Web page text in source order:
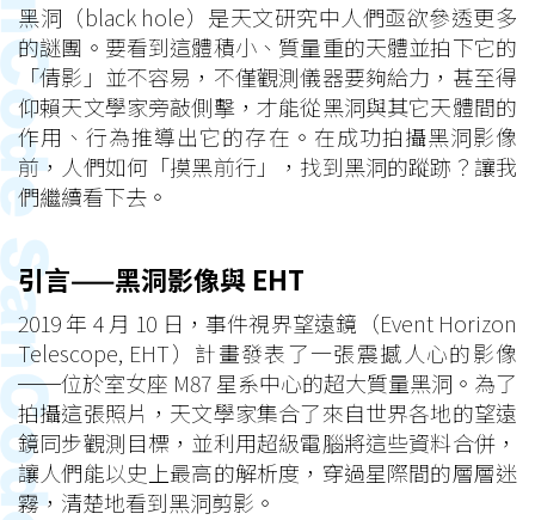
黑洞（black hole）是天文研究中人們亟欲參透更多
的謎團。要看到這體積小、質量重的天體並拍下它的
「倩影」並不容易，不僅觀測儀器要夠給力，甚至得
仰賴天文學家旁敲側擊，才能從黑洞與其它天體間的
作用、行為推導出它的存在。在成功拍攝黑洞影像
前，人們如何「摸黑前行」，找到黑洞的蹤跡？讓我
們繼續看下去。
引言——黑洞影像與 EHT
2019 年 4 月 10 日，事件視界望遠鏡（Event Horizon
Telescope, EHT）計畫發表了一張震撼人心的影像
──位於室女座 M87 星系中心的超大質量黑洞。為了
拍攝這張照片，天文學家集合了來自世界各地的望遠
鏡同步觀測目標，並利用超級電腦將這些資料合併，
讓人們能以史上最高的解析度，穿過星際間的層層迷
霧，清楚地看到黑洞剪影。